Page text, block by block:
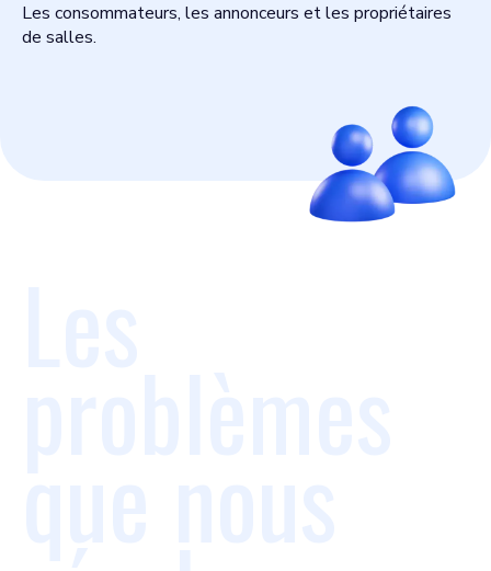
Les consommateurs, les annonceurs et les propriétaires
de salles.